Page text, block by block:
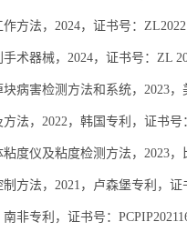
方法，2024，证书号：
术器械，2024，证书号：ZL
病害检测方法和系统，2023，
法，2022，韩国专利，证书号
度仪及粘度检测方法，2023，
方法，2021，卢森堡专利，证
非专利，证书号：